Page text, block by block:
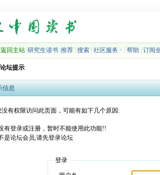
返回主站| 研究生读书| 推荐| 搜索| 社区服务 帮助 订阅
坛提示
信息
有权限访问此页面，可能有如下几个原因:
有登录或注册，暂时不能使用此功能!!
是论坛会员,请先登录论坛
登录